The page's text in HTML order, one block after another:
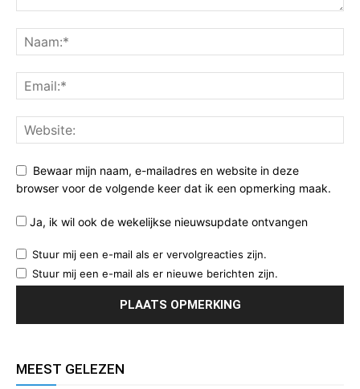
Bewaar mijn naam, e-mailadres en website in deze
browser voor de volgende keer dat ik een opmerking maak.
Ja, ik wil ook de wekelijkse nieuwsupdate ontvangen
Stuur mij een e-mail als er vervolgreacties zijn.
Stuur mij een e-mail als er nieuwe berichten zijn.
MEEST GELEZEN